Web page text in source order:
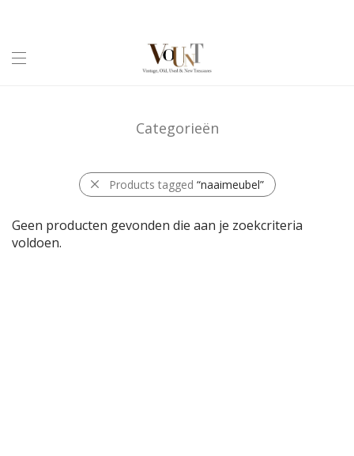
Categorieën
Products tagged “naaimeubel”
Geen producten gevonden die aan je zoekcriteria
voldoen.